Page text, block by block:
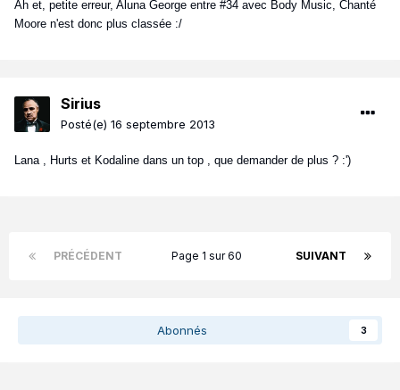
Ah et, petite erreur, Aluna George entre #34 avec Body Music, Chanté
Moore n'est donc plus classée :/
Sirius
Posté(e) 16 septembre 2013
Lana , Hurts et Kodaline dans un top , que demander de plus ? :')
PRÉCÉDENT SUIVANT
Page 1 sur 60
Abonnés 3